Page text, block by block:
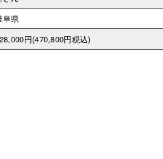
阜県
円(470,800円税込)